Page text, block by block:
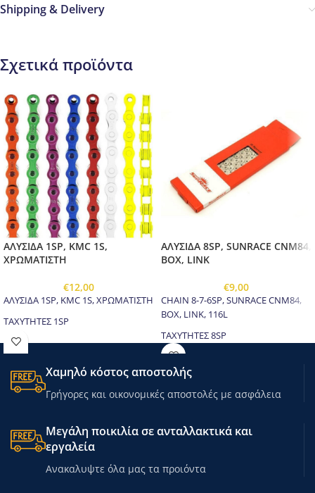
Shipping & Delivery
Σχετικά προϊόντα
ΑΛΥΣΙΔΑ 1SP, KMC 1S,
ΧΡΩΜΑΤΙΣΤΗ
€12,00
ΑΛΥΣΙΔΑ 1SP, KMC 1S, ΧΡΩΜΑΤΙΣΤΗ
ΤΑΧΥΤΗΤΕΣ 1SP
ΑΛΥΣΙΔΑ 8SP, SUNRACE CNM84,
BOX, LINK
€9,00
CHAIN 8-7-6SP, SUNRACE CNM84,
BOX, LINK, 116L
ΤΑΧΥΤΗΤΕΣ 8SP
Χαμηλό κόστος αποστολής
Γρήγορες και οικονομικές αποστολές με ασφάλεια
Μεγάλη ποικιλία σε ανταλλακτικά και
εργαλεία
Ανακαλυψτε όλα μας τα προιόντα